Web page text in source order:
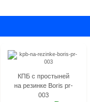
КПБ с простыней
на резинке Boris pr-
003